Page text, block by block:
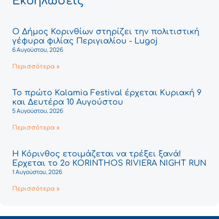
Ο Δήμος Κορινθίων στηρίζει την πολιτιστική
γέφυρα φιλίας Περιγιαλίου - Lugoj
6 Αυγούστου, 2026
Περισσότερα »
Το πρώτο Kalamia Festival έρχεται Κυριακή 9
και Δευτέρα 10 Αυγούστου
5 Αυγούστου, 2026
Περισσότερα »
Η Κόρινθος ετοιμάζεται να τρέξει ξανά!
Έρχεται το 2ο KORINTHOS RIVIERA NIGHT RUN
1 Αυγούστου, 2026
Περισσότερα »